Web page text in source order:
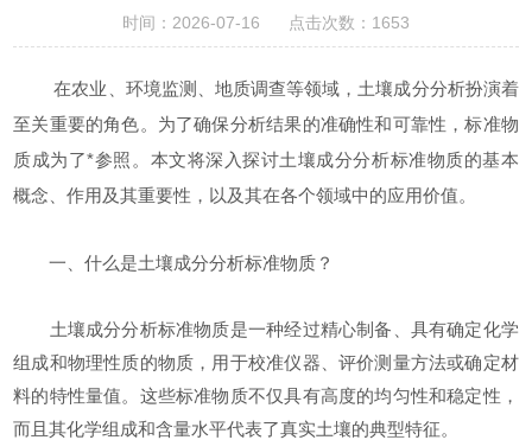
时间：2026-07-16 点击次数：1653
在农业、环境监测、地质调查等领域，土壤成分分析扮演着
至关重要的角色。为了确保分析结果的准确性和可靠性，标准物
质成为了*参照。本文将深入探讨土壤成分分析标准物质的基本
概念、作用及其重要性，以及其在各个领域中的应用价值。
一、什么是土壤成分分析标准物质？
土壤成分分析标准物质是一种经过精心制备、具有确定化学
组成和物理性质的物质，用于校准仪器、评价测量方法或确定材
料的特性量值。这些标准物质不仅具有高度的均匀性和稳定性，
而且其化学组成和含量水平代表了真实土壤的典型特征。